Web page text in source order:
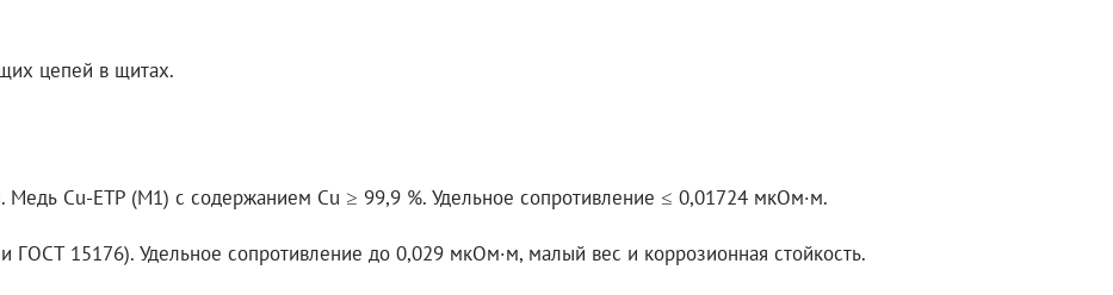
цепей в щитах.
Cu-ETP (M1) с содержанием Cu ≥ 99,9 %. Удельное сопротивление ≤ 0,01724 мкОм·м.
15176). Удельное сопротивление до 0,029 мкОм·м, малый вес и коррозионная стойкость.